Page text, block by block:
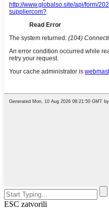
ESC zatvorili